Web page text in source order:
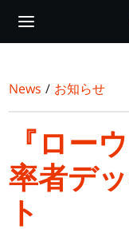
main
News / お知らせ
『ロー
率者デ
ト